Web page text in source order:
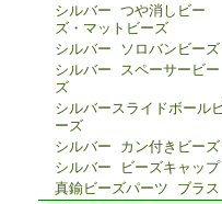
シルバー つや消しビー
ズ・マットビーズ
シルバー ソロバンビーズ
シルバー スペーサービー
ズ
シルバースライドボール
ーズ
シルバー カン付きビーズ
シルバー ビーズキャップ
真鍮ビーズパーツ ブラス